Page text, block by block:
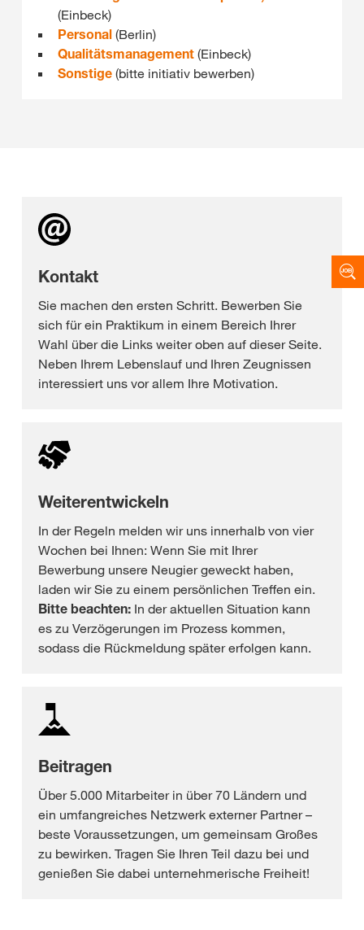
(Einbeck)
Personal (Berlin)
Qualitätsmanagement (Einbeck)
Sonstige (bitte initiativ bewerben)
Kontakt
Sie machen den ersten Schritt. Bewerben Sie
sich für ein Praktikum in einem Bereich Ihrer
Wahl über die Links weiter oben auf dieser Seite.
Neben Ihrem Lebenslauf und Ihren Zeugnissen
interessiert uns vor allem Ihre Motivation.
Weiterentwickeln
In der Regeln melden wir uns innerhalb von vier
Wochen bei Ihnen: Wenn Sie mit Ihrer
Bewerbung unsere Neugier geweckt haben,
laden wir Sie zu einem persönlichen Treffen ein.
Bitte beachten: In der aktuellen Situation kann
es zu Verzögerungen im Prozess kommen,
sodass die Rückmeldung später erfolgen kann.
Beitragen
Über 5.000 Mitarbeiter in über 70 Ländern und
ein umfangreiches Netzwerk externer Partner –
beste Voraussetzungen, um gemeinsam Großes
zu bewirken. Tragen Sie Ihren Teil dazu bei und
genießen Sie dabei unternehmerische Freiheit!